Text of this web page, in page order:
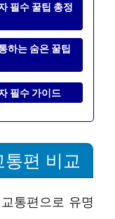
필수 꿀팁 총정
하는 숨은 꿀팁
필수 가이드
편 비교
통편으로 유명